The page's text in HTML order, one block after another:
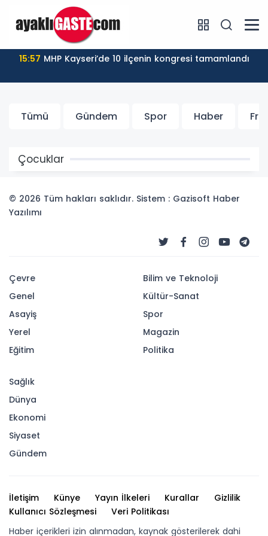
15:57 MHP Kayseri’de 10 ilçenin kongresi tamamlandı
Tümü Gündem Spor Haber
Çocuklar
© 2026 Tüm hakları saklıdır. Sistem : Gazisoft Haber
Yazılımı
Çevre
Genel
Asayiş
Yerel
Eğitim
Bilim ve Teknoloji
Kültür-Sanat
Spor
Magazin
Politika
Sağlık
Dünya
Ekonomi
Siyaset
Gündem
İletişim Künye Yayın İlkeleri Kurallar
Gizlilik
Kullanıcı Sözleşmesi
Veri Politikası
Haber içerikleri izin alınmadan, kaynak gösterilerek dahi